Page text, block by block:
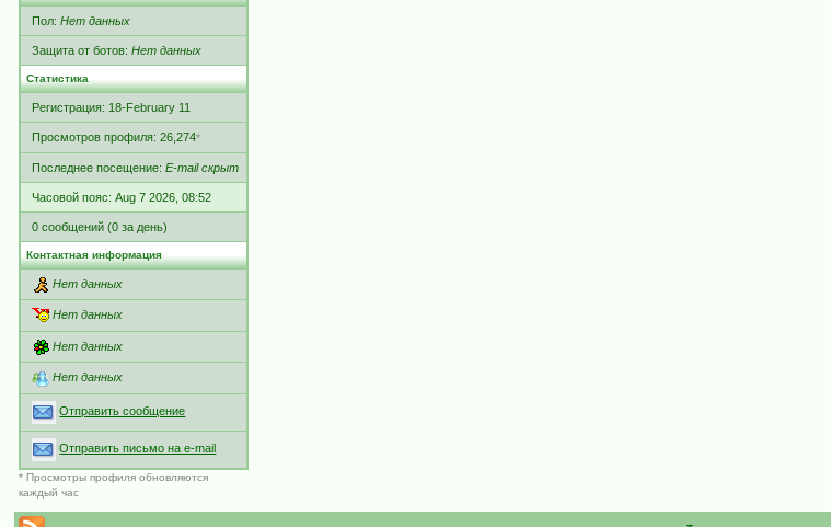
Пол:Нет данных
Защита от ботов:Нет данных
Статистика
Регистрация: 18-February 11
Просмотров профиля: 26,274*
Последнее посещение:E-mail скрыт
Часовой пояс: Aug 7 2026, 08:52
0 сообщений (0 за день)
Контактная информация
Нет данных
Нет данных
Нет данных
Нет данных
Отправить сообщение
Отправить письмо на e-mail
* Просмотры профиля обновляются
каждый час